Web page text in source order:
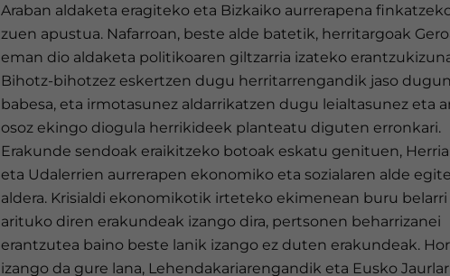
Araban aldaketa eragiteko eta Bizkaiko aurrerapena
zuen apustua. Nafarroan, beste alde batetik, herritargoak
eman dio aldaketa politikoaren giltzarria izateko
Bihotz-bihotzez eskertzen dugu herritarrengandik jaso dugun
babesa, eta irmotasunez aldarrikatzen dugu leialtasunez eta
osoz ekingo diogula herrikideek planteatu diguten erronkari.
Erakunde sendoak eraikitzeko botoak eskatu genituen,
eta Udalerrien aurrerapen ekonomiko eta sozialaren alde egite
aldera. Krisialdi ekonomikotik irteteko ekimenean buru belarri
arituko diren erakundeak izango dira, pertsonen beharrizanei
erantzutea baino beste lanik izango ez duten erakundeak.
izango da gure lana, Lehendakariarengandik eta Eusko